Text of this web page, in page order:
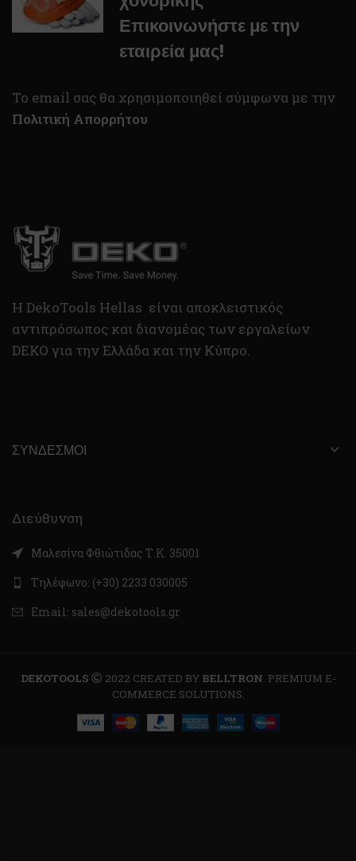
Επικοινωνήστε με την
εταιρεία μας!
To email σας θα χρησιμοποιηθεί σύμφωνα με την
Πολιτική Απορρήτου
H DekoTools Hellas είναι αποκλειστικός
αντιπρόσωπος και διανομέας των εργαλείων
DEKO για την Ελλάδα και την Κύπρο.
ΣΎΝΔΕΣΜΟΙ
Διεύθυνση
Μαλεσίνα Φθιώτιδας Τ.Κ. 35001
Τηλέφωνο: (+30) 2233 030005
Email: sales@dekotools.gr
DEKOTOOLS 2022 CREATED BY BELLTRON. PREMIUM E-
COMMERCE SOLUTIONS.